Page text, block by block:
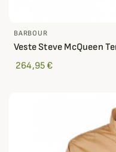
BARBOUR
Veste Steve McQueen
264,95 €